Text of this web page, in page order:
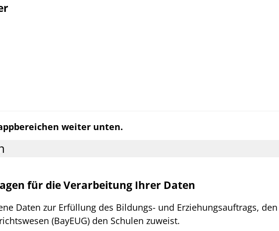
weiter unten.
für die Verarbeitung Ihrer Daten
Daten zur Erfüllung des Bildungs- und Erziehungsauftrags,
(BayEUG) den Schulen zuweist.